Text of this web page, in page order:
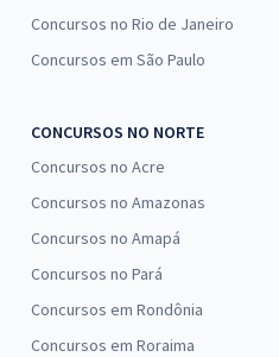
Concursos no Rio de Janeiro
Concursos em São Paulo
CONCURSOS NO NORTE
Concursos no Acre
Concursos no Amazonas
Concursos no Amapá
Concursos no Pará
Concursos em Rondônia
Concursos em Roraima